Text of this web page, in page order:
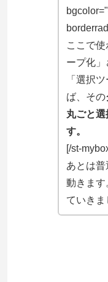
ここで
ープ化」
「選択
ば、その
丸ごと選
す。
[/st-
あとは
動きます
ていきま